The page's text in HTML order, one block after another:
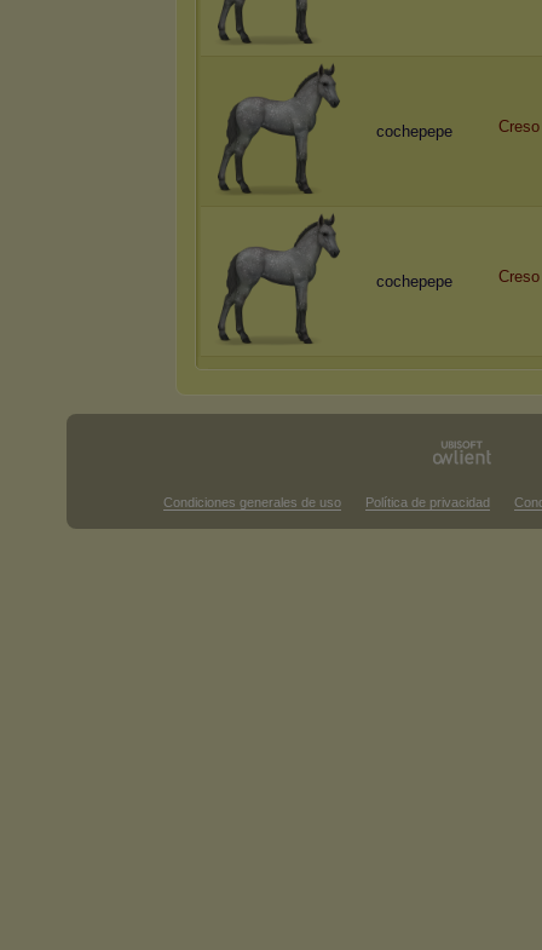
cochepepe
cochepepe
Condiciones generales de uso Política de privacidad